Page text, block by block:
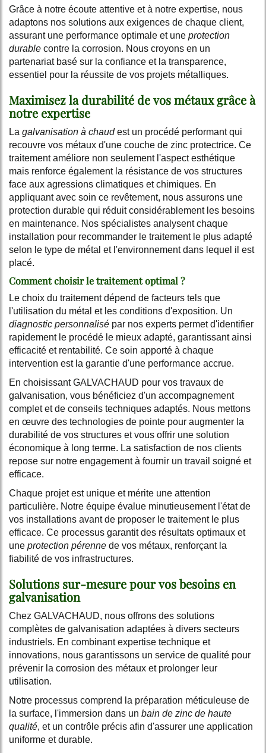
Grâce à notre écoute attentive et à notre expertise, nous
adaptons nos solutions aux exigences de chaque client,
assurant une performance optimale et une protection
durable contre la corrosion. Nous croyons en un
partenariat basé sur la confiance et la transparence,
essentiel pour la réussite de vos projets métalliques.
Maximisez la durabilité de vos métaux grâce à
notre expertise
La galvanisation à chaudest un procédé performant qui
recouvre vos métaux d'une couche de zinc protectrice. Ce
traitement améliore non seulement l'aspect esthétique
mais renforce également la résistance de vos structures
face aux agressions climatiques et chimiques. En
appliquant avec soin ce revêtement, nous assurons une
protection durable qui réduit considérablement les besoins
en maintenance. Nos spécialistes analysent chaque
installation pour recommander le traitement le plus adapté
selon le type de métal et l'environnement dans lequel il est
placé.
Comment choisir le traitement optimal ?
Le choix du traitement dépend de facteurs tels que
l'utilisation du métal et les conditions d'exposition. Un
diagnostic personnalisé par nos experts permet d'identifier
rapidement le procédé le mieux adapté, garantissant ainsi
efficacité et rentabilité. Ce soin apporté à chaque
intervention est la garantie d'une performance accrue.
En choisissant GALVACHAUD pour vos travaux de
galvanisation, vous bénéficiez d'un accompagnement
complet et de conseils techniques adaptés. Nous mettons
en œuvre des technologies de pointe pour augmenter la
durabilité de vos structures et vous offrir une solution
économique à long terme. La satisfaction de nos clients
repose sur notre engagement à fournir un travail soigné et
efficace.
Chaque projet est unique et mérite une attention
particulière. Notre équipe évalue minutieusement l'état de
vos installations avant de proposer le traitement le plus
efficace. Ce processus garantit des résultats optimaux et
une protection pérenne de vos métaux, renforçant la
fiabilité de vos infrastructures.
Solutions sur-mesure pour vos besoins en
galvanisation
Chez GALVACHAUD, nous offrons des solutions
complètes de galvanisation adaptées à divers secteurs
industriels. En combinant expertise technique et
innovations, nous garantissons un service de qualité pour
prévenir la corrosion des métaux et prolonger leur
utilisation.
Notre processus comprend la préparation méticuleuse de
la surface, l'immersion dans un bain de zinc de haute
qualité, et un contrôle précis afin d'assurer une application
uniforme et durable.